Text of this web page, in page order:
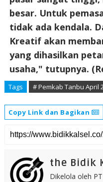
besar. Untuk
tidak ada kendala.
Kreatif akan
yang dihasilkan
usaha," tutupnya.
Tags # Pemkab Tanbu April
Copy Link dan Bagikan
the Bidik
Dikelola oleh